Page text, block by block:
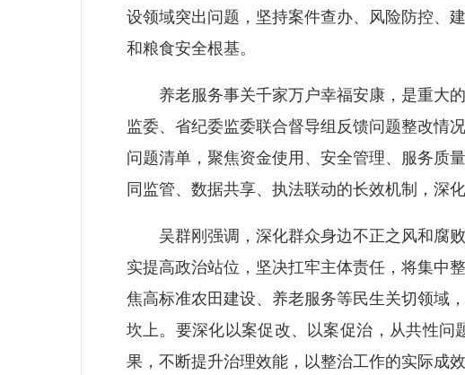
设领域突出问题，坚持案件查办、风险防控、
和粮食安全根基。
养老服务事关千家万户幸福安康，是重大的
监委、省纪委监委联合督导组反馈问题整改情
问题清单，聚焦资金使用、安全管理、服务质
同监管、数据共享、执法联动的长效机制，深
吴群刚强调，深化群众身边不正之风和腐败
实提高政治站位，坚决扛牢主体责任，将集中
焦高标准农田建设、养老服务等民生关切领域
坎上。要深化以案促改、以案促治，从共性
果，不断提升治理效能，以整治工作的实际成